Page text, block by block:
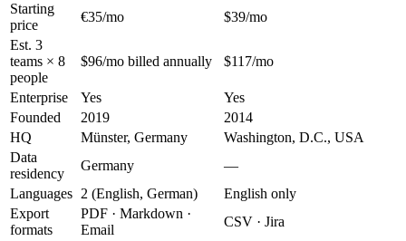
Starting
price
€35/mo
$39/mo
Est. 3
teams × 8
people
$96/mo billed annually $117/mo
Enterprise Yes
Yes
Founded
2019
2014
HQ
Münster, Germany
Washington, D.C., USA
Data
residency
Germany
—
Languages 2 (English, German)
English only
Export
formats
PDF · Markdown ·
Email
CSV · Jira